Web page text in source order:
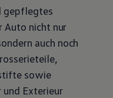
gepflegtes
Auto nicht nur
auch noch
sowie
Exterieur